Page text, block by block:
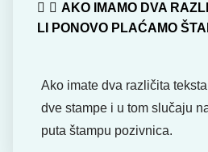
AKO IMAMO DVA
LI PONOVO PLAĆAMO
Ako imate dva različita
dve stampe i u tom slučaju
puta štampu pozivnica.